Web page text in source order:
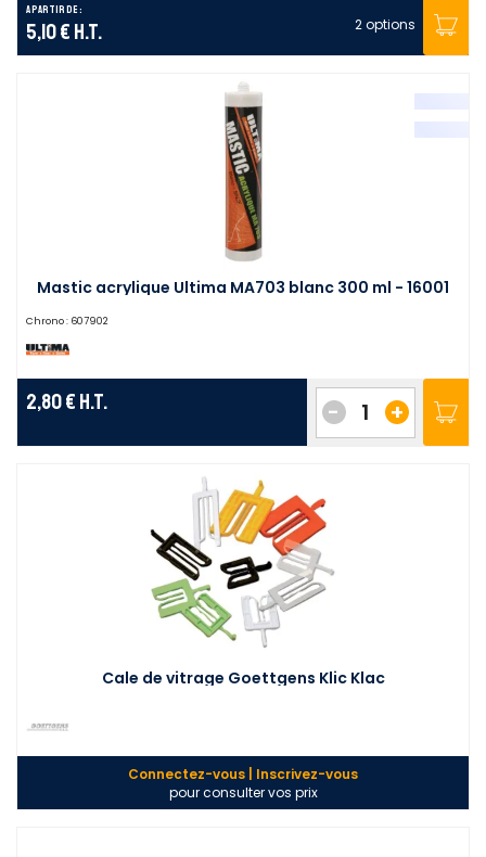
A partir de :
5,10 € H.T. 2 options
Mastic acrylique Ultima MA703 blanc 300 ml - 16001
Chrono : 607902
2,80 € H.T. +
-
Cale de vitrage Goettgens Klic Klac
Connectez-vous | Inscrivez-vous
pour consulter vos prix